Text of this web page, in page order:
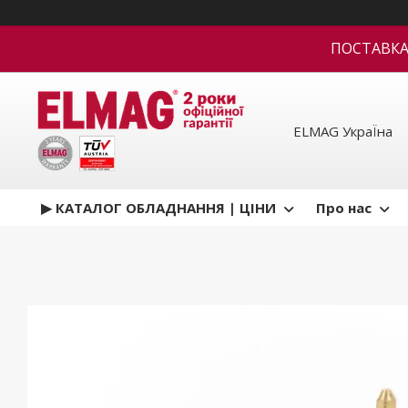
ПОСТАВКА
ELMAG УкраЇна
▶ КАТАЛОГ ОБЛАДНАННЯ | ЦІНИ Про нас